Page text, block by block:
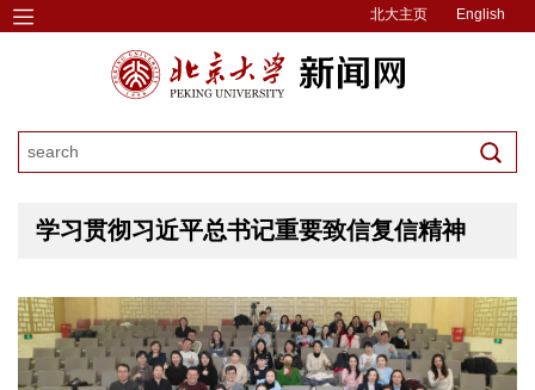
北大主页 English
学习贯彻习近平总书记重要致信复信精神